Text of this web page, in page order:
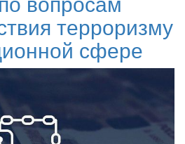
терроризму
сфере